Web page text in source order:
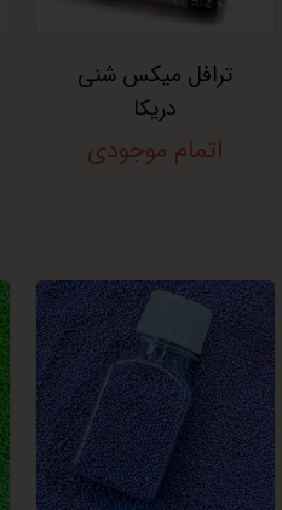
ترافل میکس شنی
دریکا
اتمام موجودی